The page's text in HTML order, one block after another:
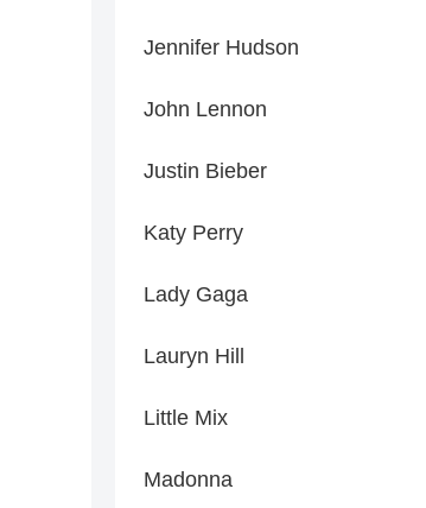
Jennifer Hudson
John Lennon
Justin Bieber
Katy Perry
Lady Gaga
Lauryn Hill
Little Mix
Madonna